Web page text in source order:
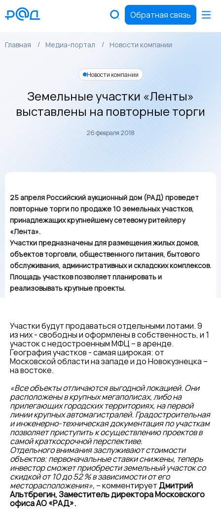
Обратная связь
Главная Медиа-портал Новости компании
Новости компании
Земельные участки «Ленты»
выставлены на повторные торги
26 февраля 2018
25 апреля Российский аукционный дом (РАД) проведет
повторные торги по продаже 10 земельных участков,
принадлежащих крупнейшему сетевому ритейлеру
«Лента».
Участки предназначены для размещения жилых домов,
объектов торговли, общественного питания, бытового
обслуживания, административных и складских комплексов.
Площадь участков позволяет планировать и
реализовывать крупные проекты.
Участки будут продаваться отдельными лотами. 9
из них - свободны и оформлены в собственность, и 1
участок с недостроенным МФЦ – в аренде.
География участков - самая широкая: от
Московской области на западе и до Новокузнецка –
на востоке.
«Все объекты отличаются выгодной локацией. Они
расположены в крупных мегаполисах, либо на
прилегающих городских территориях, на первой
линии крупных автомагистралей. Градостроительная
и инженерно-техническая документация по участкам
позволяет приступить к осуществлению проектов в
самой краткосрочной перспективе.
Отдельного внимания заслуживают стоимости
объектов: первоначальные ставки снижены, теперь
инвестор сможет приобрести земельный участок со
скидкой от 10 до 52 % в зависимости от его
месторасположения», – комментируетДмитрий
Альтбрегин, Заместитель директора Московского
офиса АО «РАД».